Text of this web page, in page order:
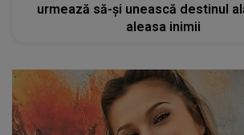
urmează să-şi unească destinul
aleasa inimii